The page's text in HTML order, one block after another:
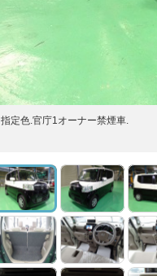
指定色.官庁1オーナー禁煙車.